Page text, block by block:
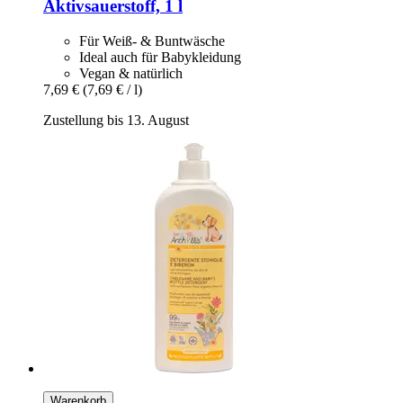
Aktivsauerstoff, 1 l
Für Weiß- & Buntwäsche
Ideal auch für Babykleidung
Vegan & natürlich
7,69 € (7,69 € / l)
Zustellung bis 13. August